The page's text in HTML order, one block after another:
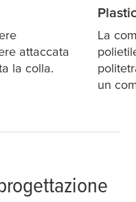
attaccata
la colla.
La
un